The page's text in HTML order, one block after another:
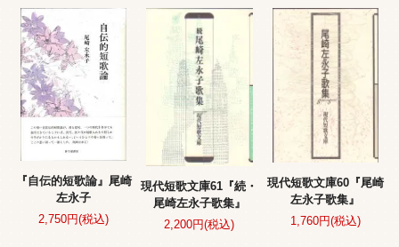
『自伝的短歌論』尾崎
左永子
2,750円(税込)
現代短歌文庫61『続・
尾崎左永子歌集』
2,200円(税込)
現代短歌文庫60『尾崎
左永子歌集』
1,760円(税込)